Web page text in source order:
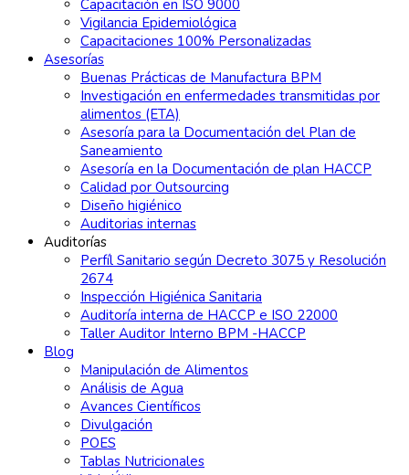
Capacitación en ISO 9000
Vigilancia Epidemiológica
Capacitaciones 100% Personalizadas
Asesorías
Buenas Prácticas de Manufactura BPM
Investigación en enfermedades transmitidas por
alimentos (ETA)
Asesoría para la Documentación del Plan de
Saneamiento
Asesoría en la Documentación de plan HACCP
Calidad por Outsourcing
Diseño higiénico
Auditorias internas
Auditorías
Perfíl Sanitario según Decreto 3075 y Resolución
2674
Inspección Higiénica Sanitaria
Auditoría interna de HACCP e ISO 22000
Taller Auditor Interno BPM -HACCP
Blog
Manipulación de Alimentos
Análisis de Agua
Avances Científicos
Divulgación
POES
Tablas Nutricionales